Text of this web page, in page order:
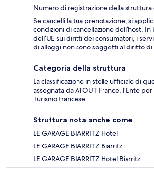
Numero di registrazione della
Se cancelli la tua prenotazione, si
condizioni di cancellazione dell’host. In
dell’UE sui diritti dei consumatori, i
di alloggi non sono soggetti al diritto di
Categoria della struttura
La classificazione in stelle ufficiale di
assegnata da ATOUT France, l’Ente
Turismo francese.
Struttura nota anche come
LE GARAGE BIARRITZ Hotel
LE GARAGE BIARRITZ Biarritz
LE GARAGE BIARRITZ Hotel Biarritz